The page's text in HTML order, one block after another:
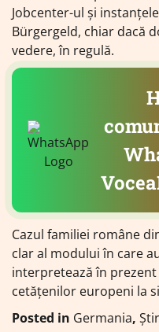
Jobcenter-ul și
Bürgergeld, chiar dacă
vedere, în regulă.
Cazul familiei române
clar al modului în care
interpretează în
cetățenilor europeni la
Posted in Germania,